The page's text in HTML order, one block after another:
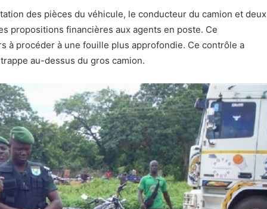
des pièces du véhicule, le conducteur du camion et deux
propositions financières aux agents en poste. Ce
à procéder à une fouille plus approfondie. Ce contrôle a
au-dessus du gros camion.